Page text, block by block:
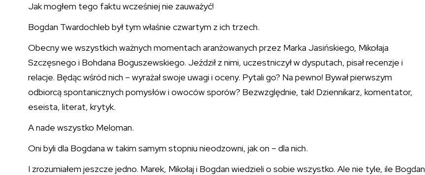
Jak mogłem tego faktu wcześniej nie zauważyć!
Bogdan Twardochleb był tym właśnie czwartym z ich trzech.
Obecny we wszystkich ważnych momentach aranżowanych przez Marka Jasińskiego, Mikołaja
Szczęsnego i Bohdana Boguszewskiego. Jeździł z nimi, uczestniczył w dysputach, pisał recenzje i
relacje. Będąc wśród nich – wyrażał swoje uwagi i oceny. Pytali go? Na pewno! Bywał pierwszym
odbiorcą spontanicznych pomysłów i owoców sporów? Bezwzględnie, tak! Dziennikarz, komentator,
eseista, literat, krytyk.
A nade wszystko Meloman.
Oni byli dla Bogdana w takim samym stopniu nieodzowni, jak on – dla nich.
I zrozumiałem jeszcze jedno. Marek, Mikołaj i Bogdan wiedzieli o sobie wszystko. Ale nie tyle, ile Bogdan